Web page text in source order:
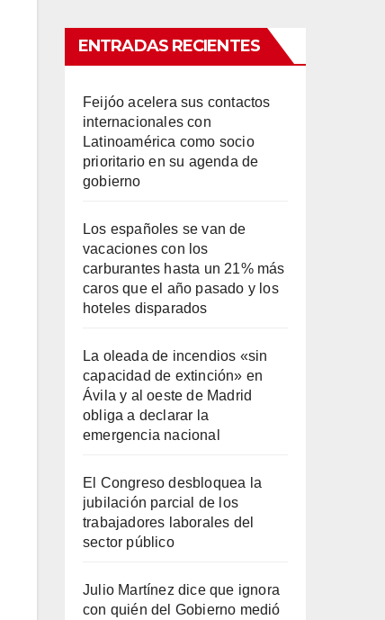
ENTRADAS RECIENTES
Feijóo acelera sus contactos
internacionales con
Latinoamérica como socio
prioritario en su agenda de
gobierno
Los españoles se van de
vacaciones con los
carburantes hasta un 21% más
caros que el año pasado y los
hoteles disparados
La oleada de incendios «sin
capacidad de extinción» en
Ávila y al oeste de Madrid
obliga a declarar la
emergencia nacional
El Congreso desbloquea la
jubilación parcial de los
trabajadores laborales del
sector público
Julio Martínez dice que ignora
con quién del Gobierno medió